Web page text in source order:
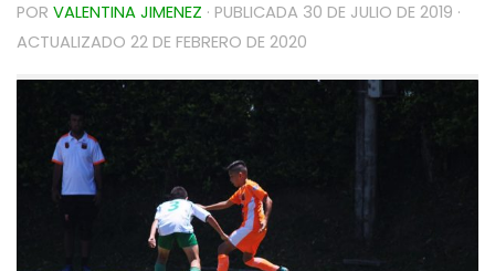
POR VALENTINA JIMENEZ · PUBLICADA 30 DE JULIO DE 2019 ·
ACTUALIZADO 22 DE FEBRERO DE 2020